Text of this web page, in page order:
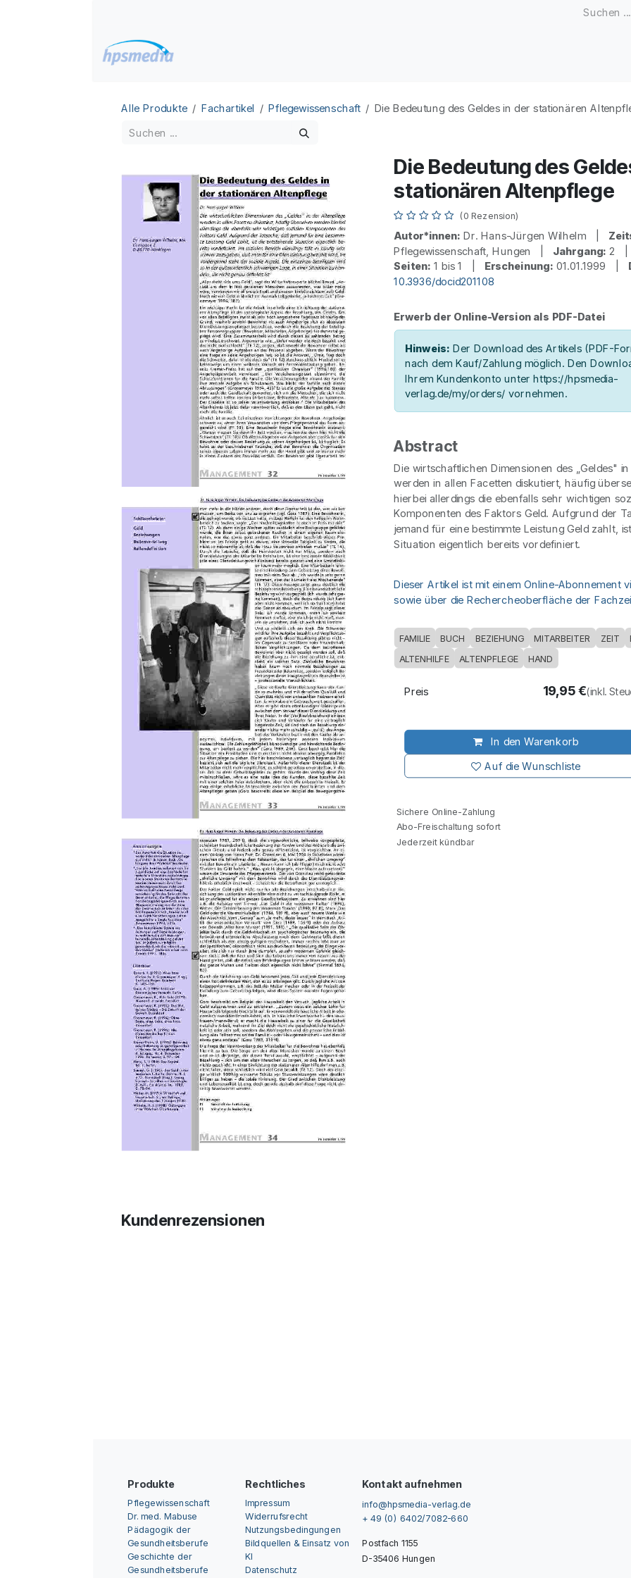
Alle Produkte Fachartikel Pflegewissenschaft Die Bedeutung des Geldes in der stationären
Die Bedeutung des
stationären Altenpflege
(0 Rezension)
Autor*innen: Dr. Hans-Jürgen Wilhelm |
Pflegewissenschaft, Hungen | Jahrgang: 2 |
Seiten: 1 bis 1 | Erscheinung: 01.01.1999 |
10.3936/docid201108
Erwerb der Online-Version als PDF-Datei
Hinweis: Der Download des Artikels (PDF-
nach dem Kauf/Zahlung möglich. Den
Ihrem Kundenkonto unter https://hpsmedia-
verlag.de/my/orders/ vornehmen.
Abstract
Die wirtschaftlichen Dimensionen des „Geldes"
werden in allen Facetten diskutiert, häufig
hierbei allerdings die ebenfalls sehr wichtigen
Komponenten des Faktors Geld. Aufgrund der
jemand für eine bestimmte Leistung Geld zahlt,
Situation eigentlich bereits vordefiniert.
Dieser Artikel ist mit einem Online-Abonnement
sowie über die Rechercheoberfläche der
FAMILIE BUCH BEZIEHUNG MITARBEITER ZEIT
ALTENHILFE
ALTENPFLEGE HAND
In den Warenkorb
Auf die Wunschliste
Preis 19,95€(inkl.
Sichere Online-Zahlung
Abo-Freischaltung sofort
Jederzeit kündbar
Kundenrezensionen
Produkte
Pflegewissenschaft
Dr. med. Mabuse
Pädagogik der
Gesundheitsberufe
Geschichte der
Gesundheitsberufe
Rechtliches
Impressum
Widerrufsrecht
Nutzungsbedingungen
Bildquellen & Einsatz von
KI
Datenschutz
Kontakt aufnehmen
info@hpsmedia-verlag.de
+ 49 (0) 6402/7082-660
Postfach 1155
D-35406 Hungen